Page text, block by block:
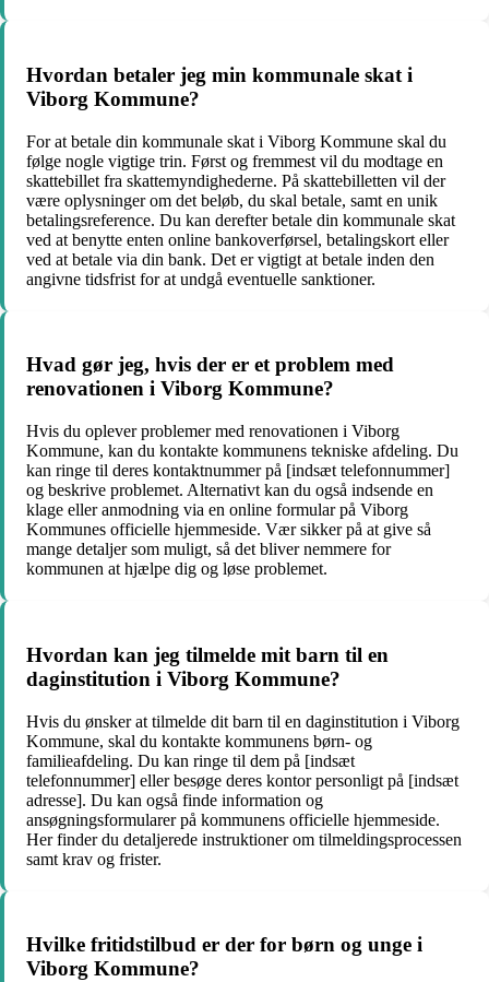
Hvordan betaler jeg min kommunale skat i
Viborg Kommune?
For at betale din kommunale skat i Viborg Kommune skal du
følge nogle vigtige trin. Først og fremmest vil du modtage en
skattebillet fra skattemyndighederne. På skattebilletten vil der
være oplysninger om det beløb, du skal betale, samt en unik
betalingsreference. Du kan derefter betale din kommunale skat
ved at benytte enten online bankoverførsel, betalingskort eller
ved at betale via din bank. Det er vigtigt at betale inden den
angivne tidsfrist for at undgå eventuelle sanktioner.
Hvad gør jeg, hvis der er et problem med
renovationen i Viborg Kommune?
Hvis du oplever problemer med renovationen i Viborg
Kommune, kan du kontakte kommunens tekniske afdeling. Du
kan ringe til deres kontaktnummer på [indsæt telefonnummer]
og beskrive problemet. Alternativt kan du også indsende en
klage eller anmodning via en online formular på Viborg
Kommunes officielle hjemmeside. Vær sikker på at give så
mange detaljer som muligt, så det bliver nemmere for
kommunen at hjælpe dig og løse problemet.
Hvordan kan jeg tilmelde mit barn til en
daginstitution i Viborg Kommune?
Hvis du ønsker at tilmelde dit barn til en daginstitution i Viborg
Kommune, skal du kontakte kommunens børn- og
familieafdeling. Du kan ringe til dem på [indsæt
telefonnummer] eller besøge deres kontor personligt på [indsæt
adresse]. Du kan også finde information og
ansøgningsformularer på kommunens officielle hjemmeside.
Her finder du detaljerede instruktioner om tilmeldingsprocessen
samt krav og frister.
Hvilke fritidstilbud er der for børn og unge i
Viborg Kommune?